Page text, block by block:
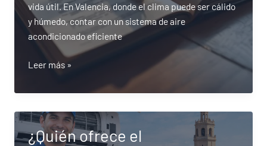
vida útil. En Valencia, donde el clima puede ser cálido
y húmedo, contar con un sistema de aire
acondicionado eficiente
¿Cuáles
los
más
efectivos
Leer más »
¿Quién ofrece el